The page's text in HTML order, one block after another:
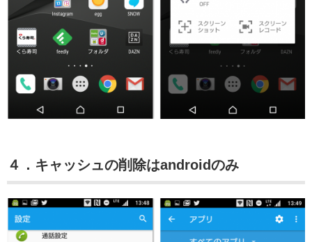
４．キャッシュの削除はandroidのみ